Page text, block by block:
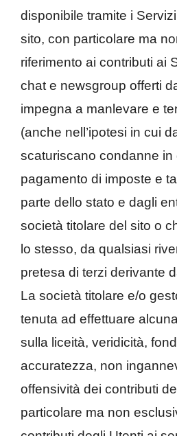
disponibile tramite i
sito, con particolare ma
riferimento ai contributi ai
chat e newsgroup offerti
impegna a manlevare e
(anche nell’ipotesi in cui
scaturiscano condanne in
pagamento di imposte e
parte dello stato e dagli
società titolare del sito o
lo stesso, da qualsiasi
pretesa di terzi derivante
La società titolare e/o
tenuta ad effettuare
sulla liceità, veridicità,
accuratezza, non
offensività dei contributi
particolare ma non